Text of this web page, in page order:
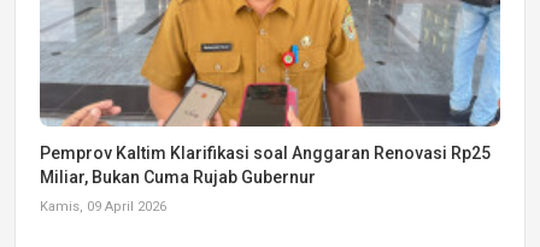
Pemprov Kaltim Klarifikasi soal Anggaran Renovasi Rp25
Miliar, Bukan Cuma Rujab Gubernur
Kamis, 09 April 2026